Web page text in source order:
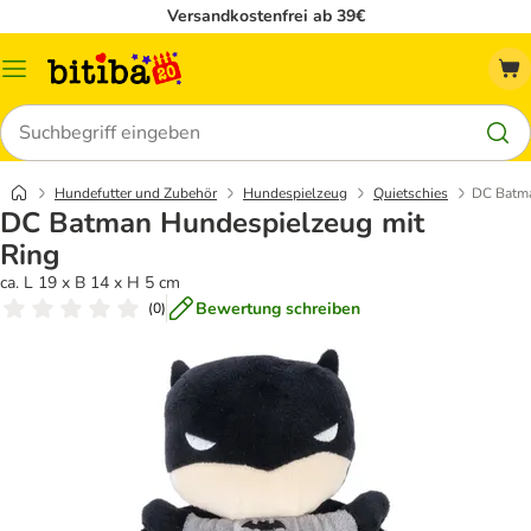
Versandkostenfrei ab 39€
Menü
Suchen
Hundefutter und Zubehör Hundespielzeug Quietschies DC
DC Batman Hundespielzeug mit
Ring
ca. L 19 x B 14 x H 5 cm
(0) Bewertung schreiben